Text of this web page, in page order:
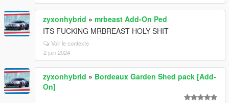
zyxonhybrid » mrbeast Add-On Ped
ITS FUCKING MRBREAST HOLY SHIT
Voir le contexte
2 juin 2024
zyxonhybrid » Bordeaux Garden Shed pack [Add-
On]